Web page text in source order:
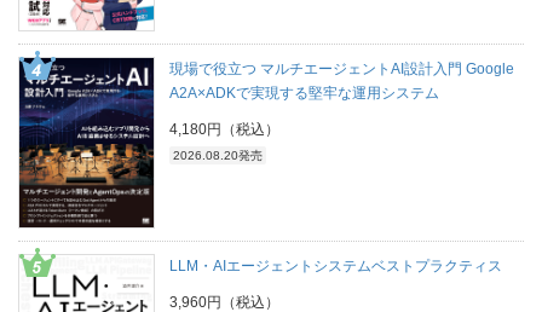
現場で役立つ マルチエージェントAI設計入門 Google
A2A×ADKで実現する堅牢な運用システム
4,180円（税込）
2026.08.20発売
LLM・AIエージェントシステムベストプラクティス
3,960円（税込）